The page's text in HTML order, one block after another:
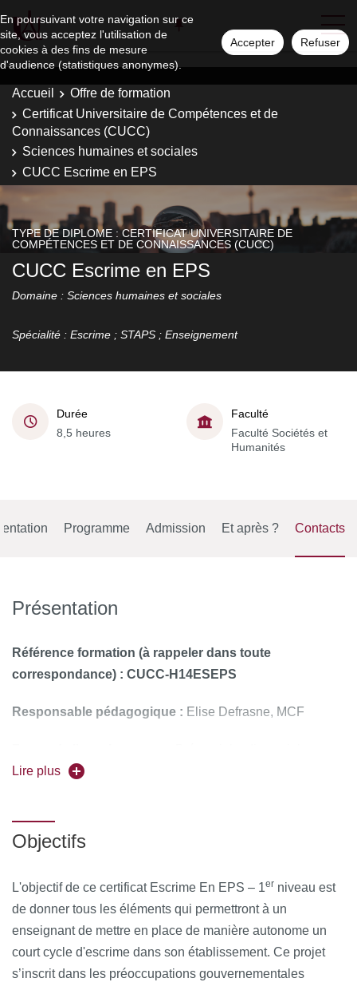
En poursuivant votre navigation sur ce
site, vous acceptez l'utilisation de
cookies à des fins de mesure
d'audience (statistiques anonymes).
Accepter Refuser
Accueil
Offre de formation
Certificat Universitaire de Compétences et de
Connaissances (CUCC)
Sciences humaines et sociales
CUCC Escrime en EPS
TYPE DE DIPLOME : CERTIFICAT UNIVERSITAIRE DE
COMPÉTENCES ET DE CONNAISSANCES (CUCC)
CUCC Escrime en EPS
Domaine : Sciences humaines et sociales
Spécialité : Escrime ; STAPS ; Enseignement
Durée
8,5 heures
Faculté
Faculté Sociétés et
Humanités
Programme Admission Et après ? Contacts
Présentation
Référence formation (à rappeler dans toute
correspondance) : CUCC-H14ESEPS
Responsable pédagogique : Elise Defrasne, MCF
synchrone*
Pour vous inscrire, déposez votre candidature sur
*en visio-conférence, en direct
Lire plus
Objectifs
L'objectif de ce certificat Escrime En EPS – 1er niveau est
de donner tous les éléments qui permettront à un
enseignant de mettre en place de manière autonome un
court cycle d'escrime dans son établissement. Ce projet
s’inscrit dans les préoccupations gouvernementales